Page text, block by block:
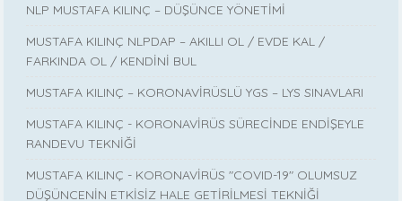
NLP MUSTAFA KILINÇ – DÜŞÜNCE YÖNETİMİ
MUSTAFA KILINÇ NLPDAP – AKILLI OL / EVDE KAL /
FARKINDA OL / KENDİNİ BUL
MUSTAFA KILINÇ – KORONAVİRÜSLÜ YGS – LYS SINAVLARI
MUSTAFA KILINÇ - KORONAVİRÜS SÜRECİNDE ENDİŞEYLE
RANDEVU TEKNİĞİ
MUSTAFA KILINÇ - KORONAVİRÜS "COVID-19" OLUMSUZ
DÜŞÜNCENİN ETKİSİZ HALE GETİRİLMESİ TEKNİĞİ